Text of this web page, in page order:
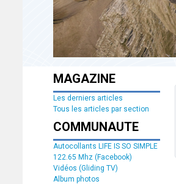
MAGAZINE
Les derniers articles
Tous les articles par section
COMMUNAUTE
Autocollants LIFE IS SO SIMPLE
122.65 Mhz (Facebook)
Vidéos (Gliding TV)
Album photos